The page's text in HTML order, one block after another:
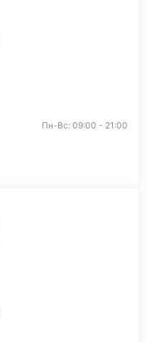
Пн-Вс: 09:00 - 21:00